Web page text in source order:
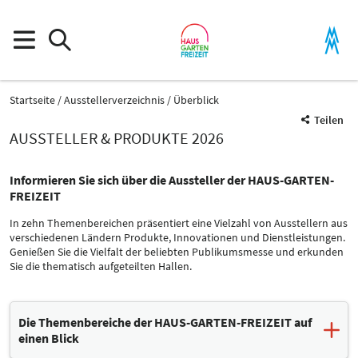
Startseite Ausstellerverzeichnis
Überblick
Teilen
AUSSTELLER & PRODUKTE 2026
Informieren Sie sich über die Aussteller der HAUS-GARTEN-
FREIZEIT
In zehn Themenbereichen präsentiert eine Vielzahl von Ausstellern aus
verschiedenen Ländern Produkte, Innovationen und Dienstleistungen.
Genießen Sie die Vielfalt der beliebten Publikumsmesse und erkunden
Sie die thematisch aufgeteilten Hallen.
Die Themenbereiche der HAUS-GARTEN-FREIZEIT auf
einen Blick